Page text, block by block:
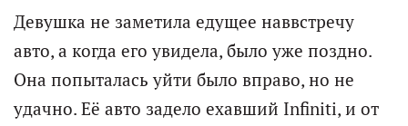
Девушка не заметила едущее наввстречу
авто, а когда его увидела, было уже поздно.
Она попыталась уйти было вправо, но не
удачно. Её авто задело ехавший Infiniti, и от